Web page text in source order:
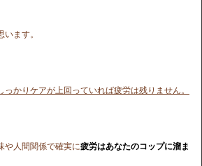
ます。
っかりケアが上回っていれば疲労は残りません。
や人間関係で確実に疲労はあなたのコップに溜ま